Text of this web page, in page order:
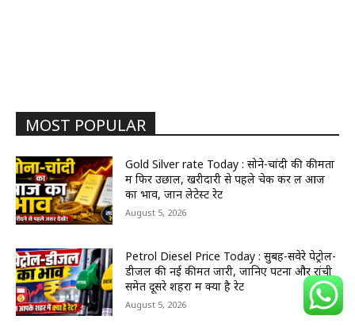
MOST POPULAR
Gold Silver rate Today : सोने-चांदी की कीमतों
में फिर उछाल, खरीदारी से पहले चेक कर लें आज
का भाव, जानें लेटेस्ट रेट
August 5, 2026
Petrol Diesel Price Today : सुबह-सवेरे पेट्रोल-
डीजल की नई कीमतें जारी, जानिए पटना और रांची
समेत दूसरे शहरों में क्या है रेट
August 5, 2026